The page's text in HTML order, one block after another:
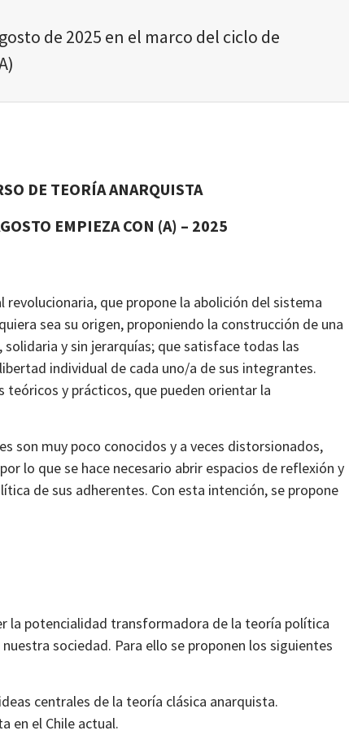
de 2025 en el marco del ciclo de
DE TEORÍA ANARQUISTA
EMPIEZA CON (A) – 2025
que propone la abolición del sistema
sea su origen, proponiendo la construcción de una
y sin jerarquías; que satisface todas las
individual de cada uno/a de sus integrantes.
y prácticos, que pueden orientar la
son muy poco conocidos y a veces distorsionados,
lo que se hace necesario abrir espacios de reflexión y
de sus adherentes. Con esta intención, se propone
la potencialidad transformadora de la teoría política
sociedad. Para ello se proponen los siguientes
centrales de la teoría clásica anarquista.
en el Chile actual.